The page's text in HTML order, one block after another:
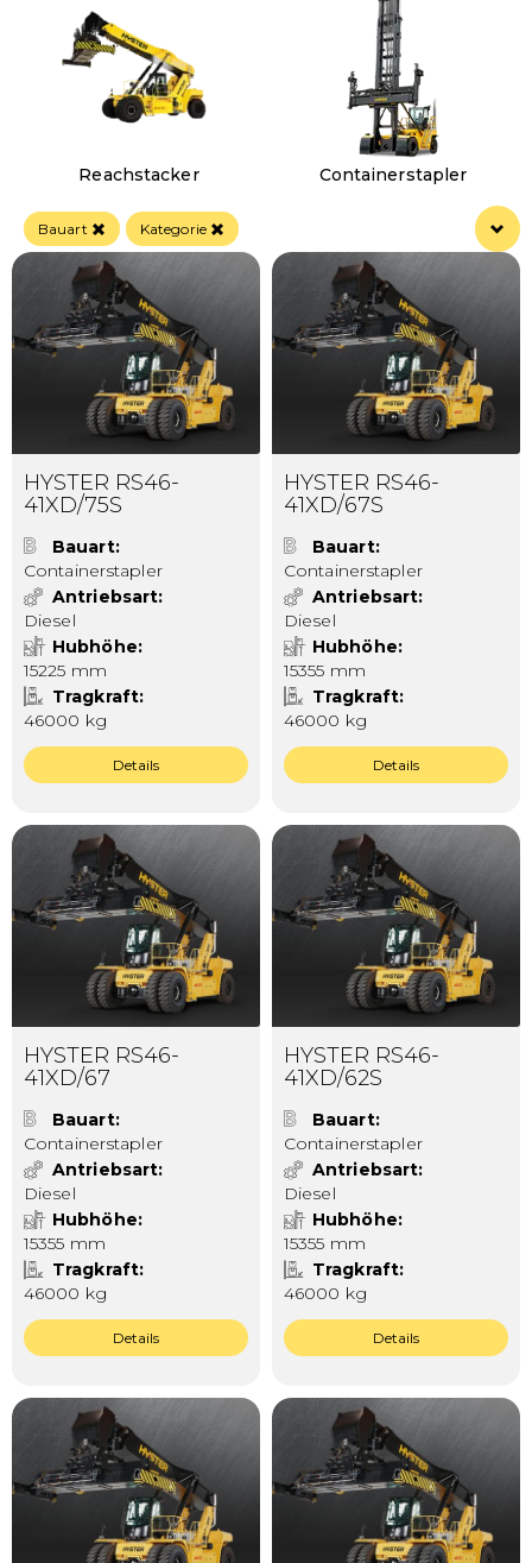
Reachstacker Containerstapler
Bauart Kategorie
HYSTER RS46-
41XD/75S
Bauart
Containerstapler
Antriebsart
Diesel
Hubhöhe
15225 mm
Tragkraft
46000 kg
Details
HYSTER RS46-
41XD/67S
Bauart
Containerstapler
Antriebsart
Diesel
Hubhöhe
15355 mm
Tragkraft
46000 kg
Details
HYSTER RS46-
41XD/67
Bauart
Containerstapler
Antriebsart
Diesel
Hubhöhe
15355 mm
Tragkraft
46000 kg
Details
HYSTER RS46-
41XD/62S
Bauart
Containerstapler
Antriebsart
Diesel
Hubhöhe
15355 mm
Tragkraft
46000 kg
Details